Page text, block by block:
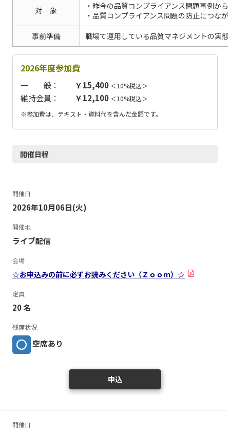
対 象
・昨今の品質コンプライアンス問題事例か
・品質コンプライアンス問題の防止につな
事前準備
職場て運用している品質マネジメントの実
2026年度参加費
一 般： ￥15,400 ＜10%税込＞
維持会員： ￥12,100 ＜10%税込＞
※参加費は、テキスト・資料代を含んだ金額です。
開催日程
開催日
2026年10月06日(火)
開催地
ライブ配信
会場
☆お申込みの前に必ずお読みください（Ｚｏｏｍ）☆
定員
20 名
残席状況
空席あり
申込
開催日